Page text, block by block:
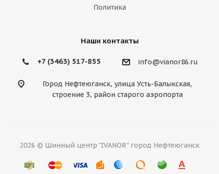
Политика
Наши контакты
+7 (3463) 517-855 info@vianor86.ru
Город Нефтеюганск, улица Усть-Балыкская,
строение 3, район старого аэропорта
2026 © Шинный центр "IVANOR" город Нефтеюганск